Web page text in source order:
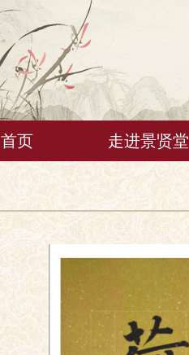
首页 走进景贤堂